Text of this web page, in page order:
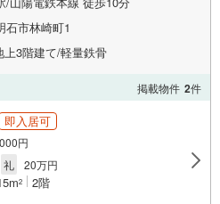
石市林崎町1
上3階建て/軽量鉄骨
掲載物件 2件
即入居可
円
礼 20万円
2 2階